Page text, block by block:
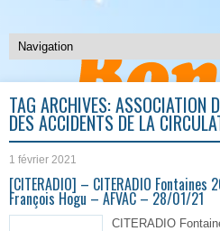
TAG ARCHIVES:ASSOCIATION
DES ACCIDENTS DE LA
1 février 2021
[CITERADIO] – CITERADIO
François Hogu – AFVAC – 28/01/21
CITERADIO